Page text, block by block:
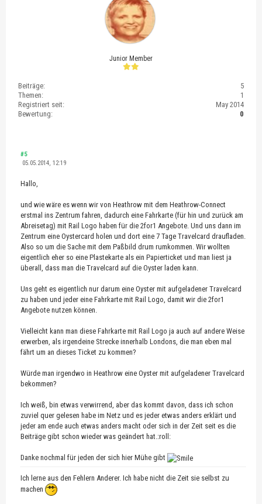
Junior Member
Beiträge:
5
Themen:
1
Registriert seit:
May 2014
Bewertung:
0
#5
05.05.2014, 12:19
Hallo,
und wie wäre es wenn wir von Heathrow mit dem Heathrow-Connect
erstmal ins Zentrum fahren, dadurch eine Fahrkarte (für hin und zurück am
Abreisetag) mit Rail Logo haben für die 2for1 Angebote. Und uns dann im
Zentrum eine Oystercard holen und dort eine 7 Tage Travelcard draufladen.
Also so um die Sache mit dem Paßbild drum rumkommen. Wir wollten
eigentlich eher so eine Plastekarte als ein Papierticket und man liest ja
überall, dass man die Travelcard auf die Oyster laden kann.
Uns geht es eigentlich nur darum eine Oyster mit aufgeladener Travelcard
zu haben und jeder eine Fahrkarte mit Rail Logo, damit wir die 2for1
Angebote nutzen können.
Vielleicht kann man diese Fahrkarte mit Rail Logo ja auch auf andere Weise
erwerben, als irgendeine Strecke innerhalb Londons, die man eben mal
fährt um an dieses Ticket zu kommen?
Würde man irgendwo in Heathrow eine Oyster mit aufgeladener Travelcard
bekommen?
Ich weiß, bin etwas verwirrend, aber das kommt davon, dass ich schon
zuviel quer gelesen habe im Netz und es jeder etwas anders erklärt und
jeder am ende auch etwas anders macht oder sich in der Zeit seit es die
Beiträge gibt schon wieder was geändert hat.:roll:
Danke nochmal für jeden der sich hier Mühe gibt
Ich lerne aus den Fehlern Anderer. Ich habe nicht die Zeit sie selbst zu
machen